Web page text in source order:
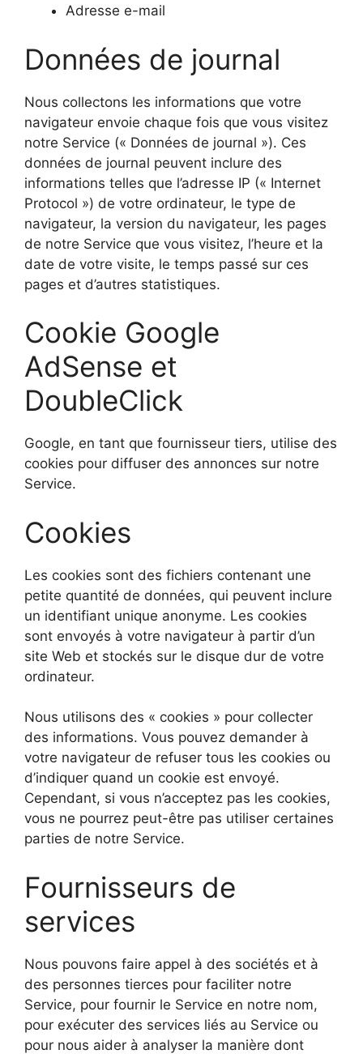
Adresse e-mail
Données de journal
Nous collectons les informations que votre
navigateur envoie chaque fois que vous visitez
notre Service (« Données de journal »). Ces
données de journal peuvent inclure des
informations telles que l’adresse IP (« Internet
Protocol ») de votre ordinateur, le type de
navigateur, la version du navigateur, les pages
de notre Service que vous visitez, l’heure et la
date de votre visite, le temps passé sur ces
pages et d’autres statistiques.
Cookie Google
AdSense et
DoubleClick
Google, en tant que fournisseur tiers, utilise des
cookies pour diffuser des annonces sur notre
Service.
Cookies
Les cookies sont des fichiers contenant une
petite quantité de données, qui peuvent inclure
un identifiant unique anonyme. Les cookies
sont envoyés à votre navigateur à partir d’un
site Web et stockés sur le disque dur de votre
ordinateur.
Nous utilisons des « cookies » pour collecter
des informations. Vous pouvez demander à
votre navigateur de refuser tous les cookies ou
d’indiquer quand un cookie est envoyé.
Cependant, si vous n’acceptez pas les cookies,
vous ne pourrez peut-être pas utiliser certaines
parties de notre Service.
Fournisseurs de
services
Nous pouvons faire appel à des sociétés et à
des personnes tierces pour faciliter notre
Service, pour fournir le Service en notre nom,
pour exécuter des services liés au Service ou
pour nous aider à analyser la manière dont